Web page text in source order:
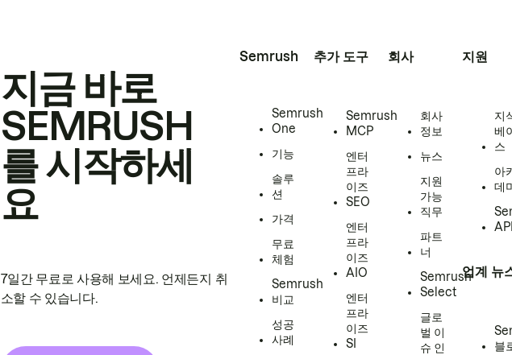
지금 바로
SEMRUSH
를 시작하세
요
7일간 무료로 사용해 보세요. 언제든지 취
소할 수 있습니다.
Semrush
Semrush
One
기능
솔루
션
가격
무료
체험
Semrush
비교
성공
사례
추가 도구
Semrush
MCP
엔터
프라
이즈
SEO
엔터
프라
이즈
AIO
엔터
프라
이즈
SI
회사
회사
정보
뉴스
지원
가능
직무
파트
너
Semrush
Select
글로
벌 이
슈 인
지원
지
베
스
아
데
업계 뉴
블